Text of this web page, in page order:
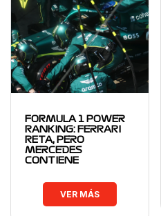
FORMULA 1 POWER
RANKING: FERRARI
RETA, PERO
MERCEDES
CONTIENE
VER MÁS